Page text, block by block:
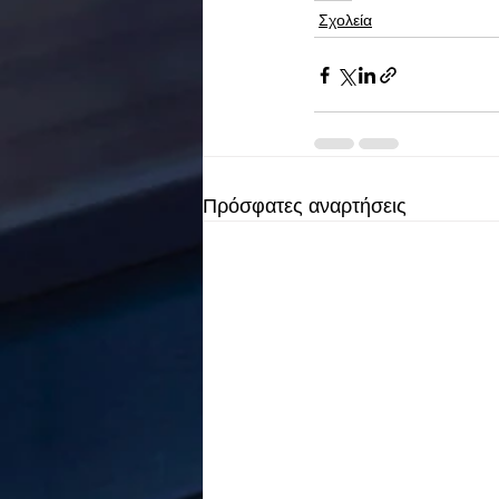
Σχολεία
Πρόσφατες αναρτήσεις